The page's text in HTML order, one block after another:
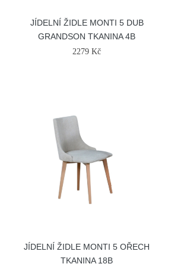
JÍDELNÍ ŽIDLE MONTI 5 DUB
GRANDSON TKANINA 4B
2279 Kč
JÍDELNÍ ŽIDLE MONTI 5 OŘECH
TKANINA 18B